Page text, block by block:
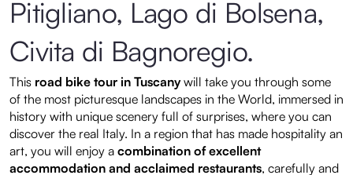
Pitigliano, Lago di Bolsena,
Civita di Bagnoregio.
This road bike tour in Tuscanywill take you through some
of the most picturesque landscapes in the World, immersed in
history with unique scenery full of surprises, where you can
discover the real Italy. In a region that has made hospitality an
art, you will enjoy a combination of excellent
accommodation and acclaimed restaurants, carefully and